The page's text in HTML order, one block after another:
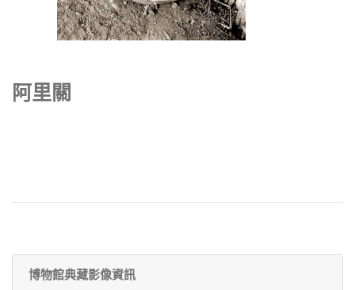
阿里關
博物館典藏影像資訊